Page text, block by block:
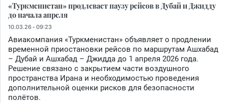
«Туркменистан» продлевает паузу рейсов в Дубай и Джидду
до начала апреля
10.03.26 - 09:23
Авиакомпания «Туркменистан» объявляет о продлении
временной приостановки рейсов по маршрутам Ашхабад
– Дубай и Ашхабад – Джидда до 1 апреля 2026 года.
Решение связано с закрытием части воздушного
пространства Ирана и необходимостью проведения
дополнительной оценки рисков для безопасности
полётов.